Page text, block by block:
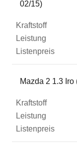
02/15)
Mazda 2 1.3